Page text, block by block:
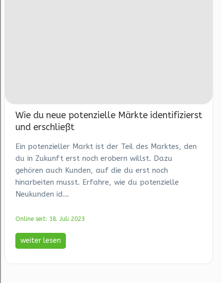
Wie du neue potenzielle Märkte identifizierst
und erschließt
Ein potenzieller Markt ist der Teil des Marktes, den
du in Zukunft erst noch erobern willst. Dazu
gehören auch Kunden, auf die du erst noch
hinarbeiten musst. Erfahre, wie du potenzielle
Neukunden id...
Online seit: 18. Juli 2023
weiter lesen